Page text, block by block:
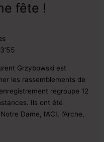
fête !
Grzybowski est
les rassemblements de
regroupe 12
Ils ont été
Dame, l’ACI, l’Arche,